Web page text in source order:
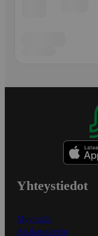
Yhteystiedot
Myymälät
Asiakaspalvelu